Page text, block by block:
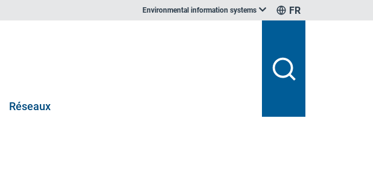
Environmental information systems FR
Réseaux